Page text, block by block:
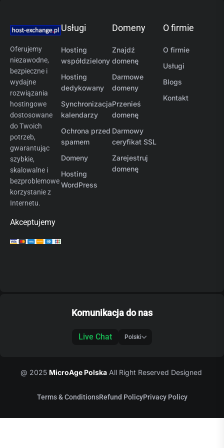
Oferujemy
niezawodne,
bezpieczne i
wydajne
rozwiązania
hostingowe
dostosowane
do Twoich
potrzeb,
gwarantując
szybkie,
skalowalne i
bezproblemowe
korzystanie z
Internetu.
Akceptujemy
Usługi
Hosting
współdzielony
Hosting
dedykowany
Synchronizacja
kalendarzy
Ochrona przed
spamem
Domeny
Hosting
WordPress
Domeny
Znajdź
domenę
Darmowe
domeny
Przenieś
domenę
Darmowy
ceryfikat SSL
Zarejestruj
domenę
O firmie
O firmie
Usługi
Blogs
Kontakt
Komunikacja do nas
Live Chat
@ 2025 MicroAge PolskaAll Right Reserved Designed
Terms & ConditionsRefund PolicyPrivacy Policy